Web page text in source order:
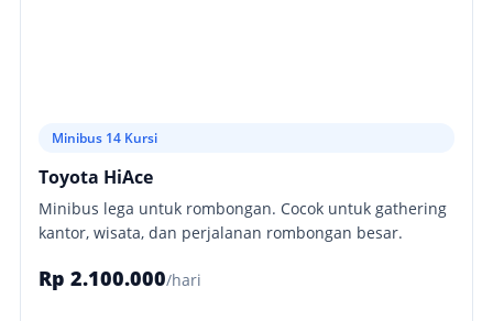
Minibus 14 Kursi
Toyota HiAce
Minibus lega untuk rombongan. Cocok untuk gathering
kantor, wisata, dan perjalanan rombongan besar.
Rp 2.100.000/hari